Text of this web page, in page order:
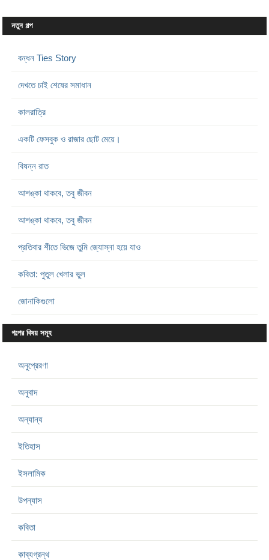
নতুন গল্প
বন্ধন Ties Story
দেখতে চাই শেষের সমাধান
কালরাত্রি
একটি ফেসবুক ও রাজার ছোট মেয়ে।
বিষন্ন রাত
আশঙ্কা থাকবে, তবু জীবন
আশঙ্কা থাকবে, তবু জীবন
প্রতিবার শীতে ভিজে তুমি জ্যোস্না হয়ে যাও
কবিতা: পুতুল খেলার ভুল
জোনাকিগুলো
গল্পের বিষয় সমূহ
অনুপ্রেরণা
অনুবাদ
অন্যান্য
ইতিহাস
ইসলামিক
উপন্যাস
কবিতা
কাব্যগ্রন্থ